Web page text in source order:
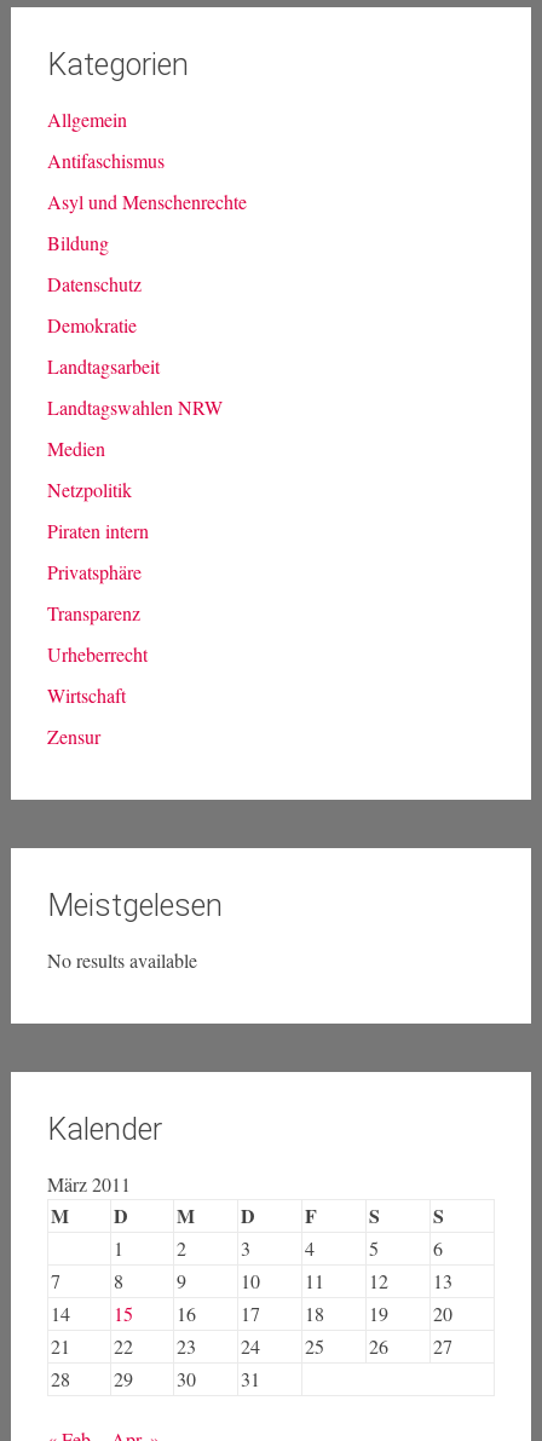
Kategorien
Allgemein
Antifaschismus
Asyl und Menschenrechte
Bildung
Datenschutz
Demokratie
Landtagsarbeit
Landtagswahlen NRW
Medien
Netzpolitik
Piraten intern
Privatsphäre
Transparenz
Urheberrecht
Wirtschaft
Zensur
Meistgelesen
No results available
Kalender
März 2011
M D M D F S S
1 2 3 4 5
6
7
8 9 10 11 12
13
14
15 16 17 18 19
20
21
22 23 24 25 26
27
28
29 30 31